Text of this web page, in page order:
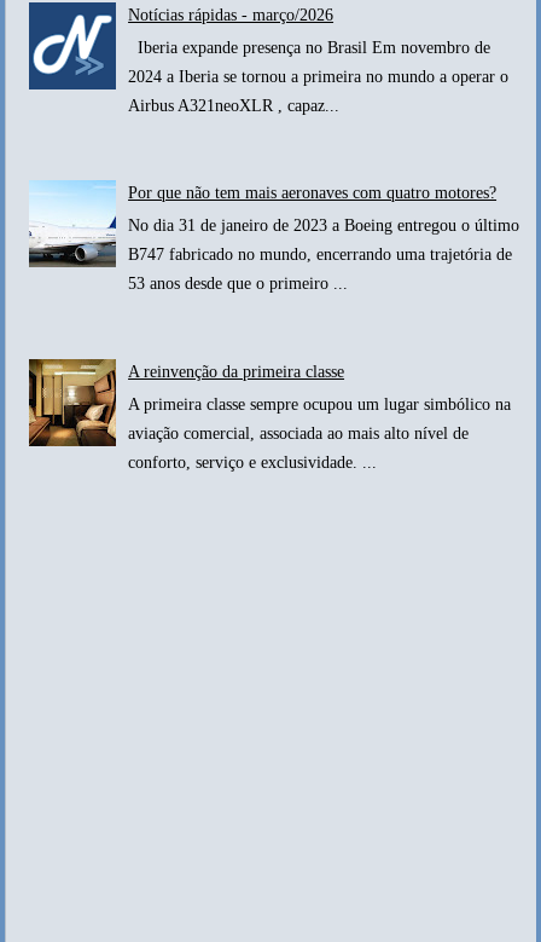
Notícias rápidas - março/2026
Iberia expande presença no Brasil Em novembro de
2024 a Iberia se tornou a primeira no mundo a operar o
Airbus A321neoXLR , capaz...
Por que não tem mais aeronaves com quatro motores?
No dia 31 de janeiro de 2023 a Boeing entregou o último
B747 fabricado no mundo, encerrando uma trajetória de
53 anos desde que o primeiro ...
A reinvenção da primeira classe
A primeira classe sempre ocupou um lugar simbólico na
aviação comercial, associada ao mais alto nível de
conforto, serviço e exclusividade. ...